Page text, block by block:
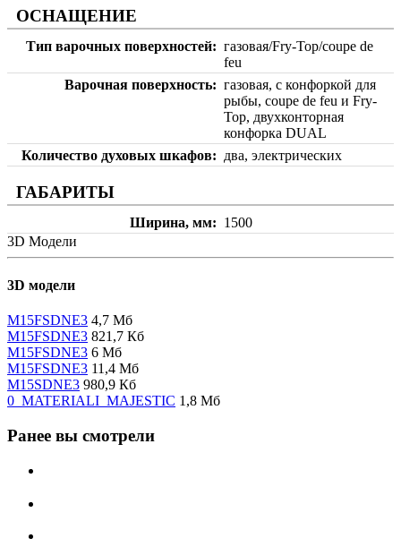
ОСНАЩЕНИЕ
Тип варочных поверхностей
газовая/Fry-Top/coupe de
feu
Варочная поверхность
газовая, с конфоркой для
рыбы, coupe de feu и Fry-
Top, двухконторная
конфорка DUAL
Количество духовых шкафов
два, электрических
ГАБАРИТЫ
Ширина, мм
1500
3D Модели
3D модели
M15FSDNE3 4,7 Мб
M15FSDNE3 821,7 Кб
M15FSDNE3 6 Мб
M15FSDNE3 11,4 Мб
M15SDNE3 980,9 Кб
0_MATERIALI_MAJESTIC 1,8 Мб
Ранее вы смотрели